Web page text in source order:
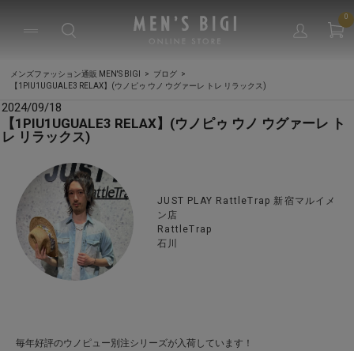
0
メンズファッション通販 MEN'S BIGI
ブログ
【1PIU1UGUALE3 RELAX】(ウノピゥ ウノ ウグァーレ トレ リラックス)
2024/09/18
【1PIU1UGUALE3 RELAX】(ウノピゥ ウノ ウグァーレ ト
レ リラックス)
JUST PLAY RattleTrap 新宿マルイメ
ン店
RattleTrap
石川
毎年好評のウノピュー別注シリーズが入荷しています！